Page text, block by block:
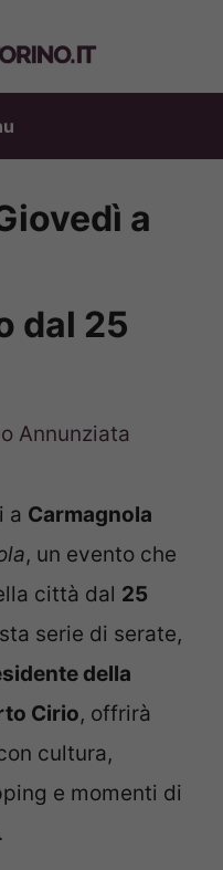
a
dal 25
Annunziata
a Carmagnola
, un evento che
città dal 25
serie di serate,
della
Cirio, offrirà
cultura,
e momenti di